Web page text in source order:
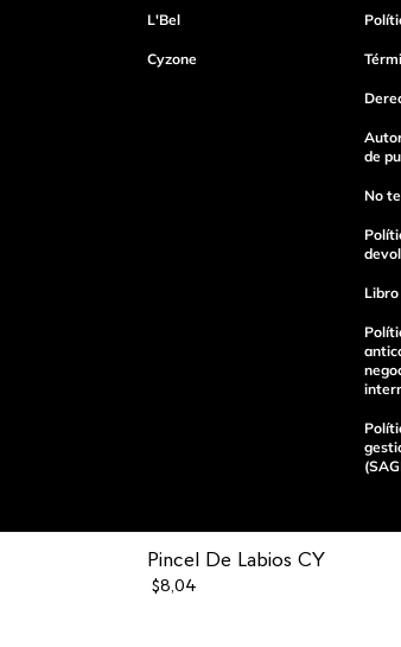
Pincel De Labios CY
$8,04
Dirección de email
L'Bel
Cyzone
de
No
Pagos 100%